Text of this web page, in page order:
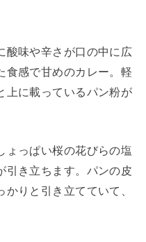
酸味や辛さが口の中に広
食感で甘めのカレー。軽
上に載っているパン粉が
ょっぱい桜の花びらの塩
引き立ちます。パンの皮
りと引き立てていて、